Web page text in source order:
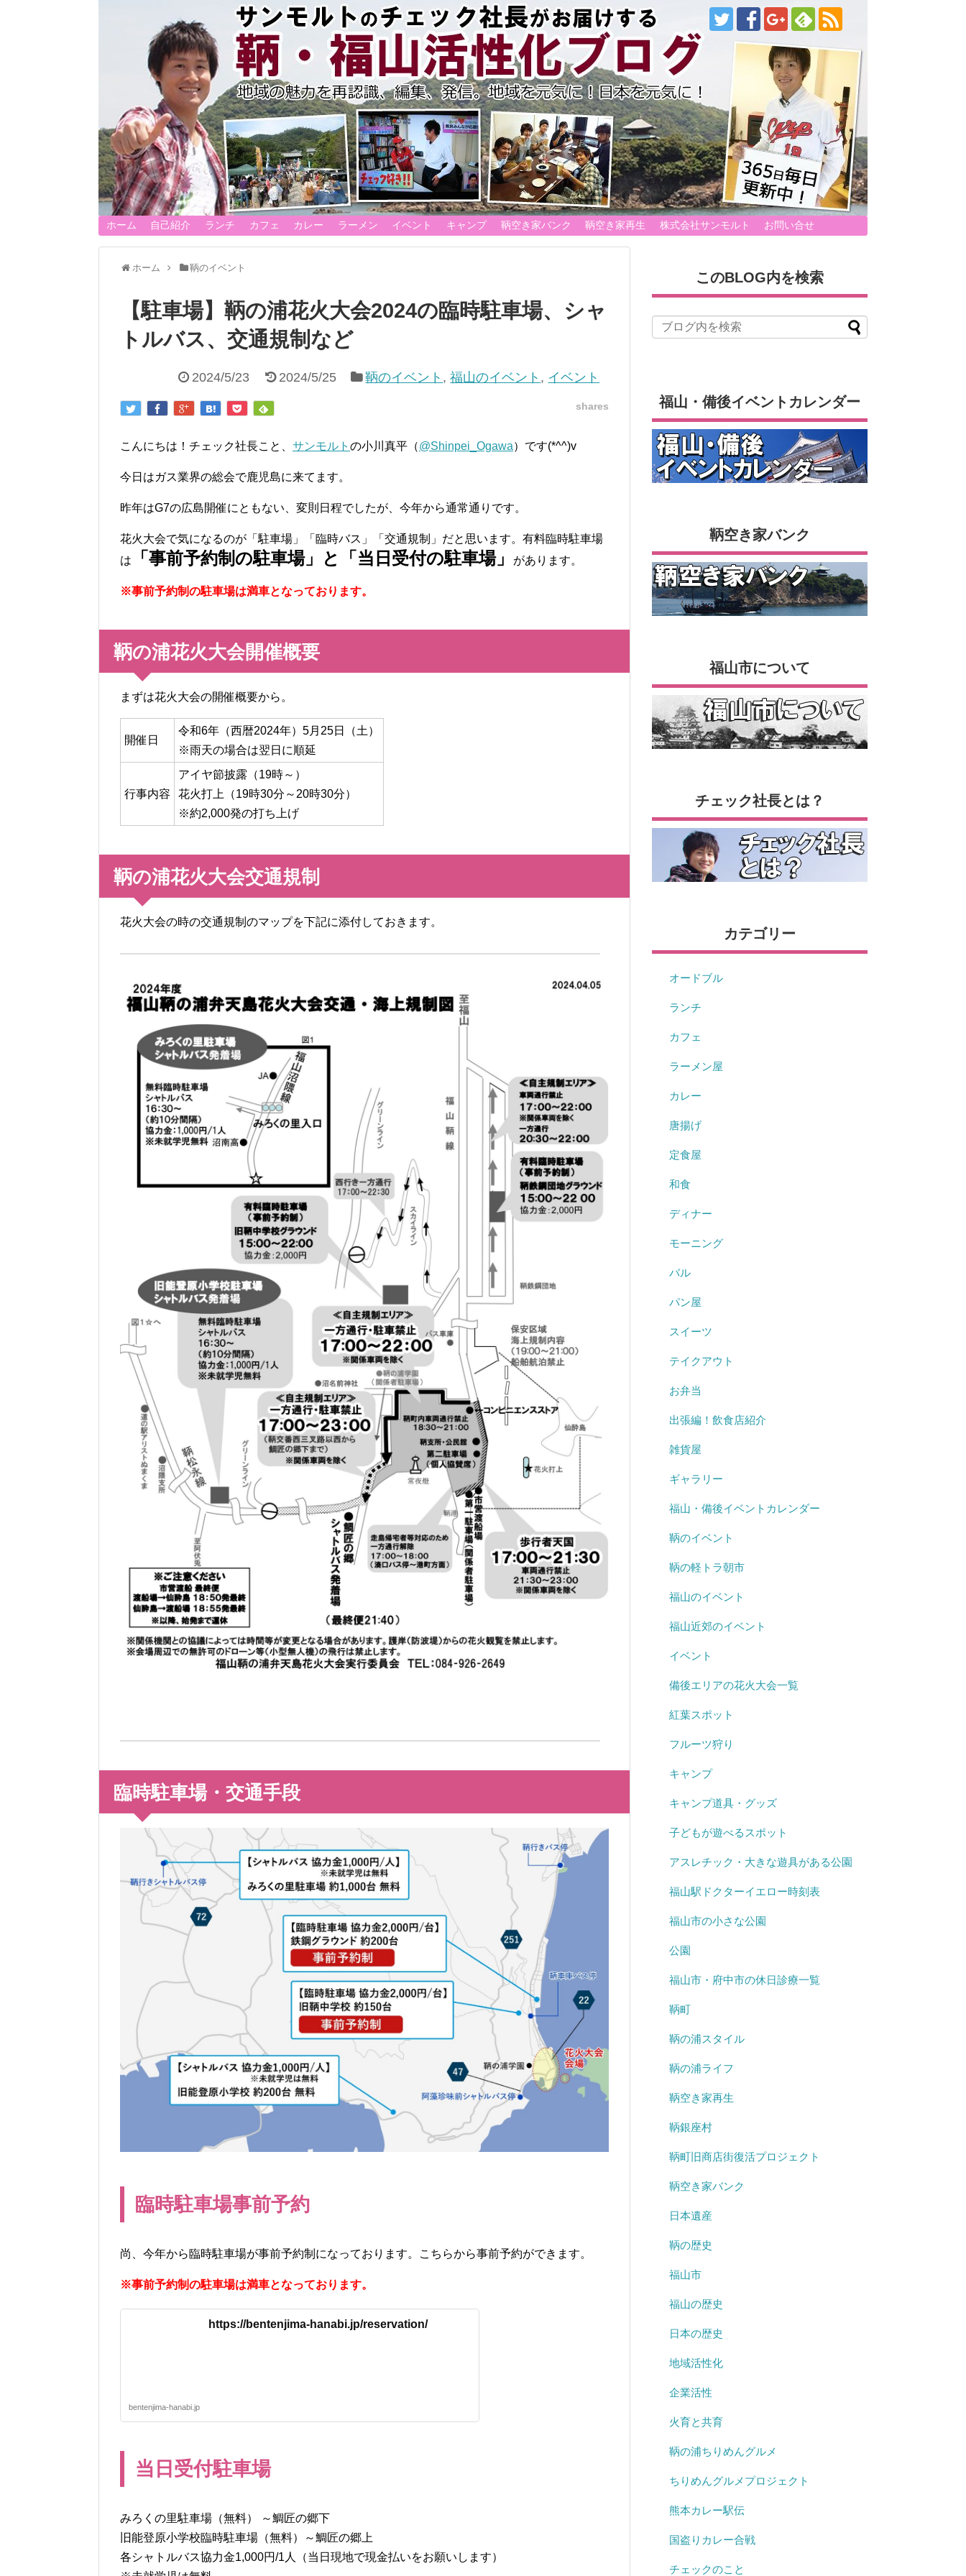
ホーム 自己紹介 ランチ カフェ カレー ラーメン イベント キャンプ 鞆空き家バンク 鞆空き家再生 株式会社サンモルト お問い合せ
ホーム 鞆のイベント
【駐車場】鞆の浦花火大会2024の臨時駐車場、シャ
トルバス、交通規制など
2024/5/23 2024/5/25 鞆のイベント ,福山のイベント , イベント
shares
こんにちは！チェック社長こと、 サンモルト の小川真平（@Shinpei_Ogawa）です(*^^)v
今日はガス業界の総会で鹿児島に来てます。
昨年はG7の広島開催にともない、変則日程でしたが、今年から通常通りです。
花火大会で気になるのが「駐車場」「臨時バス」「交通規制」だと思います。有料臨時駐車場
は
「事前予約制の駐車場」と「当日受付の駐車場」 があります。
※事前予約制の駐車場は満車となっております。
鞆の浦花火大会開催概要
まずは花火大会の開催概要から。
開催日
令和6年（西暦2024年）5月25日（土）
※雨天の場合は翌日に順延
行事内容
アイヤ節披露（19時～）
花火打上（19時30分～20時30分）
※約2,000発の打ち上げ
鞆の浦花火大会交通規制
花火大会の時の交通規制のマップを下記に添付しておきます。
臨時駐車場・交通手段
臨時駐車場事前予約
尚、今年から臨時駐車場が事前予約制になっております。こちらから事前予約ができます。
※事前予約制の駐車場は満車となっております。
https://bentenjima-hanabi.jp/reservation/
bentenjima-hanabi.jp
当日受付駐車場
みろくの里駐車場（無料） ～鯛匠の郷下
旧能登原小学校臨時駐車場（無料）～鯛匠の郷上
各シャトルバス協力金1,000円/1人（当日現地で現金払いをお願いします）
このBLOG内を検索
福山・備後イベントカレンダー
鞆空き家バンク
福山市について
チェック社長とは？
カテゴリー
オードブル
ランチ
カフェ
ラーメン屋
カレー
唐揚げ
定食屋
和食
ディナー
モーニング
バル
パン屋
スイーツ
テイクアウト
お弁当
出張編！飲食店紹介
雑貨屋
ギャラリー
福山・備後イベントカレンダー
鞆のイベント
鞆の軽トラ朝市
福山のイベント
福山近郊のイベント
イベント
備後エリアの花火大会一覧
紅葉スポット
フルーツ狩り
キャンプ
キャンプ道具・グッズ
子どもが遊べるスポット
アスレチック・大きな遊具がある公園
福山駅ドクターイエロー時刻表
福山市の小さな公園
公園
福山市・府中市の休日診療一覧
鞆町
鞆の浦スタイル
鞆の浦ライフ
鞆空き家再生
鞆銀座村
鞆町旧商店街復活プロジェクト
鞆空き家バンク
日本遺産
鞆の歴史
福山市
福山の歴史
日本の歴史
地域活性化
企業活性
火育と共育
鞆の浦ちりめんグルメ
ちりめんグルメプロジェクト
熊本カレー駅伝
国盗りカレー合戦
チェックのこと